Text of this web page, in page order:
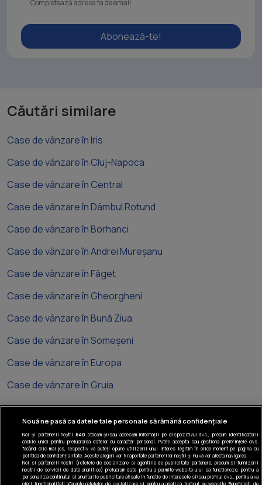
Abonează-te!
Căutări similare
Case de vânzare în Iris
Case de vânzare în Cluj-Napoca
Case de vânzare în Central
Case de vânzare în Dâmbul Rotund
Case de vânzare în Borhanci
Case de vânzare în Andrei Mureșanu
Case de vânzare în Făget
Case de vânzare în Gheorgheni
Case de vânzare în Bună Ziua
Case de vânzare în Someșeni
Case de vânzare în Europa
Case de vânzare în Gruia
Tel: +40 374 40 44 99
Iride Business Park, Bld. Dimitrie
Pompeiu 9-9A, Clădirea B2B, 020335,
Nouă ne pasă ca datele tale personale să rămână confidențiale
Noi și partenerii noștri 640stocăm și/sau accesăm informații pe dispozitivul dvs., precum identificatorii
cookie unici pentru prelucrarea datelor cu caracter personal. Puteți accepta sau gestiona preferințele dvs.
făcând clic mai jos, respectiv vă puteți opune utilizării unui interes legitim în orice moment pe pagina cu
politica de confidențialitate. Aceste alegeri vor fi raportate partenerilor noștri și nu vă vor afecta navigarea.
Noi si partenerii nostri (retelele de socializare si agentiile de publicitate partenere, precum si furnizorii
nostri de servicii de date analitice) prelucram date pentru a permite website-ului sa functioneze, pentru a
personaliza continutul si anunturile publicitare afisate in functie de interesele si/sau profilul dvs., pentru a va
oferi functionalitati aferente retelelor de socializare si pentru a analiza traficul pe website. Beneficiati de